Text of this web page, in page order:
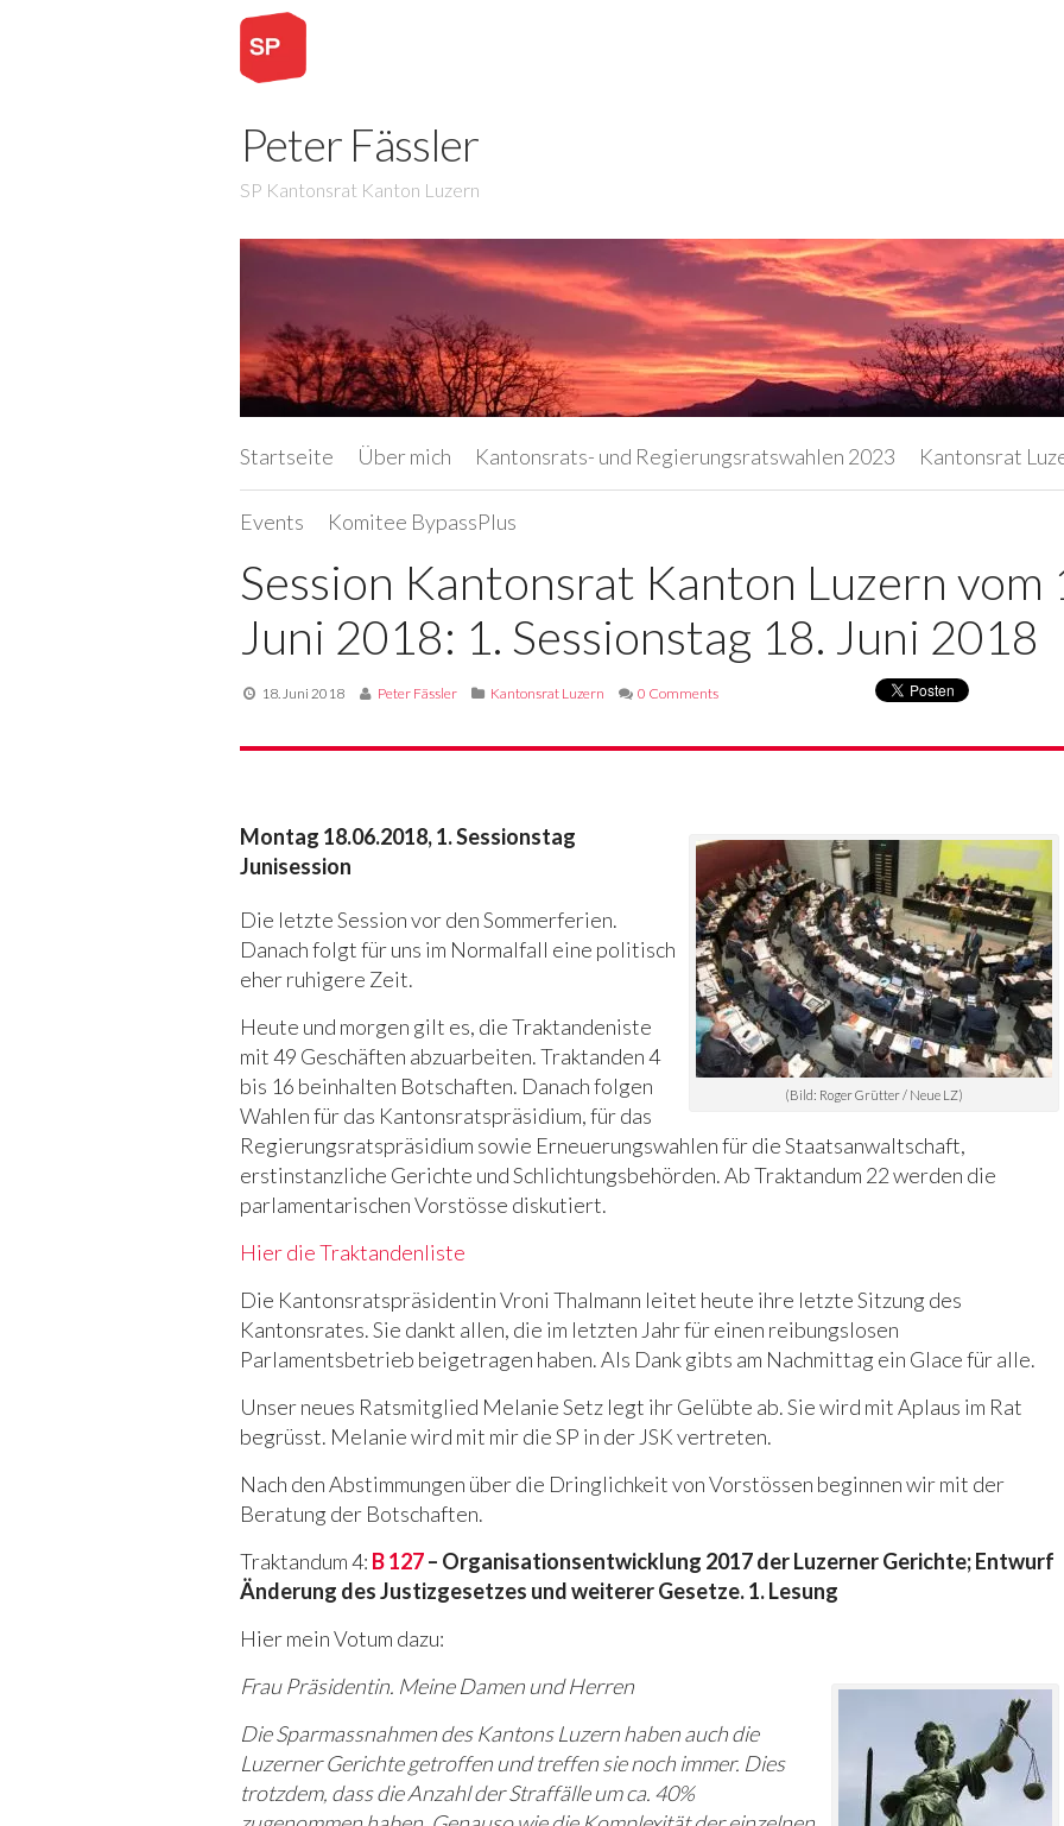
Peter Fässler
SP Kantonsrat Kanton Luzern
Startseite Über mich Kantonsrats- und Regierungsratswahlen 2023 Kantonsrat
Events Komitee BypassPlus
Session Kantonsrat Kanton Luzern vom
Juni 2018: 1. Sessionstag 18. Juni 2018
18. Juni 2018 Peter Fässler Kantonsrat Luzern 0 Comments
(Bild: Roger Grütter / Neue LZ)
Montag 18.06.2018, 1. Sessionstag
Junisession
Die letzte Session vor den Sommerferien.
Danach folgt für uns im Normalfall eine politisch
eher ruhigere Zeit.
Heute und morgen gilt es, die Traktandeniste
mit 49 Geschäften abzuarbeiten. Traktanden 4
bis 16 beinhalten Botschaften. Danach folgen
Wahlen für das Kantonsratspräsidium, für das
Regierungsratspräsidium sowie Erneuerungswahlen für die Staatsanwaltschaft,
erstinstanzliche Gerichte und Schlichtungsbehörden. Ab Traktandum 22 werden die
parlamentarischen Vorstösse diskutiert.
Hier die Traktandenliste
Die Kantonsratspräsidentin Vroni Thalmann leitet heute ihre letzte Sitzung des
Kantonsrates. Sie dankt allen, die im letzten Jahr für einen reibungslosen
Parlamentsbetrieb beigetragen haben. Als Dank gibts am Nachmittag ein Glace für alle.
Unser neues Ratsmitglied Melanie Setz legt ihr Gelübte ab. Sie wird mit Aplaus im Rat
begrüsst. Melanie wird mit mir die SP in der JSK vertreten.
Nach den Abstimmungen über die Dringlichkeit von Vorstössen beginnen wir mit der
Beratung der Botschaften.
Traktandum 4: B 127– Organisationsentwicklung 2017 der Luzerner Gerichte; Entwurf
Änderung des Justizgesetzes und weiterer Gesetze. 1. Lesung
Hier mein Votum dazu:
Frau Präsidentin. Meine Damen und Herren
Die Sparmassnahmen des Kantons Luzern haben auch die
Luzerner Gerichte getroffen und treffen sie noch immer. Dies
trotzdem, dass die Anzahl der Straffälle um ca. 40%